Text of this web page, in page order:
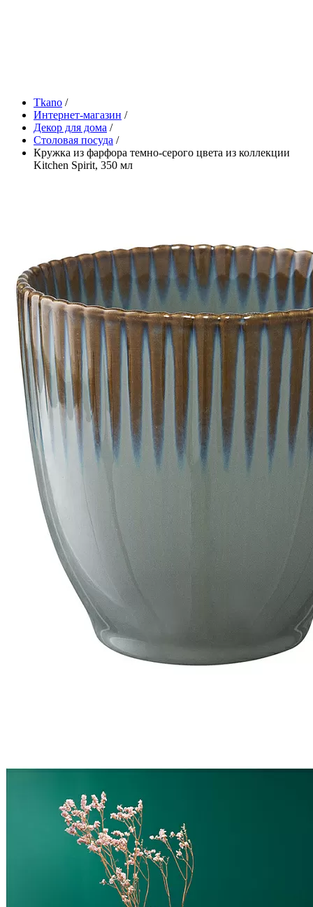
Tkano /
Интернет-магазин /
Декор для дома /
Столовая посуда /
Кружка из фарфора темно-серого цвета из коллекции
Kitchen Spirit, 350 мл